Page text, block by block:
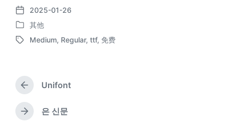
发
布
日
2025-01-26
发
布
其他
标
Medium, Regular, ttf, 免费
上
篇
文
章
Unifont
下
은 신문